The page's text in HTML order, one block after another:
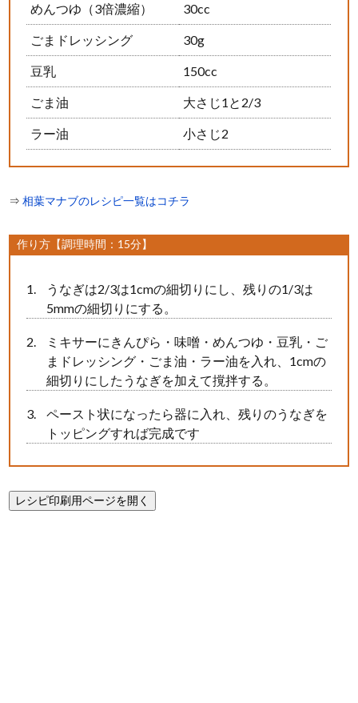
めんつゆ（3倍濃縮） 30cc
ごまドレッシング 30g
豆乳 150cc
ごま油 大さじ1と2/3
ラー油 小さじ2
⇒相葉マナブのレシピ一覧はコチラ
作り方【調理時間：15分】
うなぎは2/3は1cmの細切りにし、残りの1/3は
5mmの細切りにする。
ミキサーにきんぴら・味噌・めんつゆ・豆乳・ご
まドレッシング・ごま油・ラー油を入れ、1cmの
細切りにしたうなぎを加えて撹拌する。
ペースト状になったら器に入れ、残りのうなぎを
トッピングすれば完成です